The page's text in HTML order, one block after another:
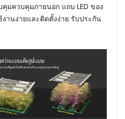
มควบคุมภายนอก แถบ LED ของ
งานง่ายและติดตั้งง่าย รับประกัน